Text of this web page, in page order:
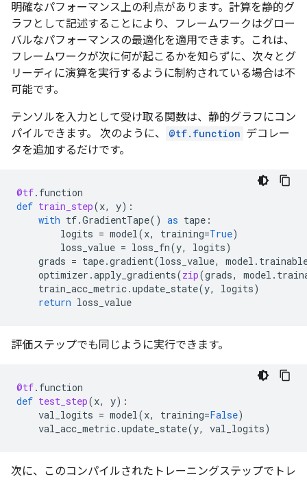
明確なパフォーマンス上の利点があります。計算を静的グ
ラフとして記述することにより、フレームワークはグロー
バルなパフォーマンスの最適化を適用できます。これは、
フレームワークが次に何が起こるかを知らずに、次々とグ
リーディに演算を実行するように制約されている場合は不
可能です。
テンソルを入力として受け取る関数は、静的グラフにコン
パイルできます。 次のように、
@tf.function デコレー
タを追加するだけです。
@tf. function
def train_step(x, y):
with tf.GradientTape() as tape :
logits = model(x, training=True)
loss_value = loss_fn(y, logits)
grads = tape.gradient(loss_value, model .
optimizer .apply_gradients(zip(grads, model .
train_acc_metric.update_state(y, logits)
return loss_value
評価ステップでも同じように実行できます。
@tf. function
def test_step(x, y):
val_logits = model(x, training=False)
val_acc_metric.update_state(y, val_logits)
次に、このコンパイルされたトレーニングステップでトレ